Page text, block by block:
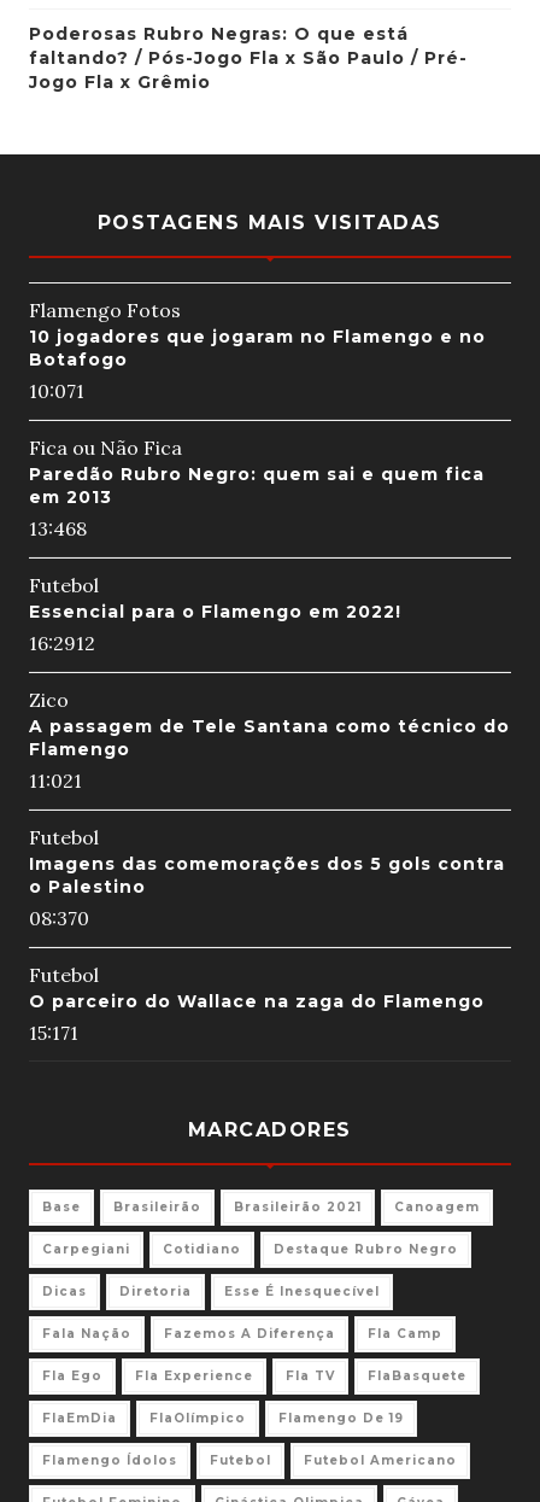
Poderosas Rubro Negras: O que está
faltando? / Pós-Jogo Fla x São Paulo / Pré-
Jogo Fla x Grêmio
POSTAGENS MAIS VISITADAS
Flamengo Fotos
10 jogadores que jogaram no Flamengo e no
Botafogo
10:071
Fica ou Não Fica
Paredão Rubro Negro: quem sai e quem fica
em 2013
13:468
Futebol
Essencial para o Flamengo em 2022!
16:2912
Zico
A passagem de Tele Santana como técnico do
Flamengo
11:021
Futebol
Imagens das comemorações dos 5 gols contra
o Palestino
08:370
Futebol
O parceiro do Wallace na zaga do Flamengo
15:171
MARCADORES
Base Brasileirão Brasileirão 2021 Canoagem
Carpegiani Cotidiano Destaque Rubro Negro
Dicas Diretoria Esse É Inesquecível
Fala Nação Fazemos A Diferença Fla Camp
Fla Ego Fla Experience Fla TV FlaBasquete
FlaEmDia FlaOlímpico Flamengo De 19
Flamengo Ídolos Futebol Futebol Americano